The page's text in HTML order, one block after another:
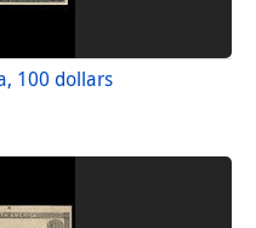
100 dollars